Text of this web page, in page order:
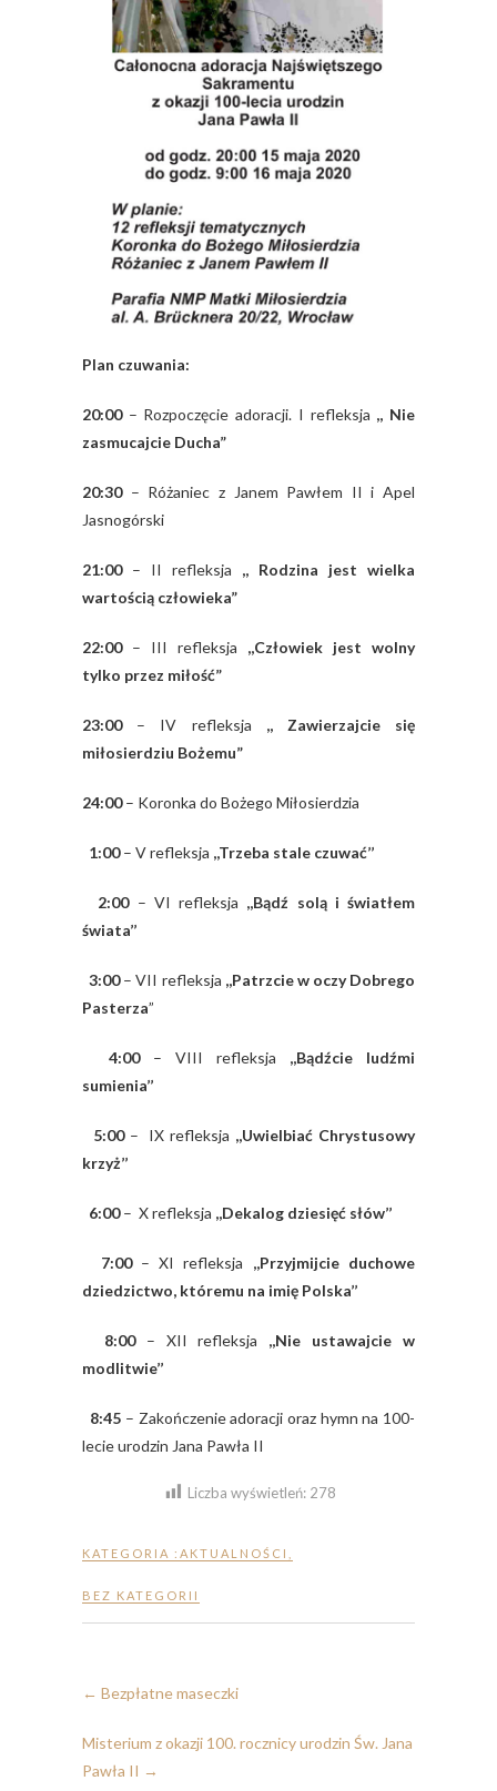
Plan czuwania:
20:00– Rozpoczęcie adoracji. I refleksja ,, Nie
zasmucajcie Ducha”
20:30– Różaniec z Janem Pawłem II i Apel
Jasnogórski
21:00– II refleksja ,, Rodzina jest wielka
wartością człowieka”
22:00– III refleksja ,,Człowiek jest wolny
tylko przez miłość”
23:00– IV refleksja ,, Zawierzajcie się
miłosierdziu Bożemu”
24:00– Koronka do Bożego Miłosierdzia
1:00– V refleksja ,,Trzeba stale czuwać’’
2:00– VI refleksja ,,Bądź solą i światłem
świata’’
3:00– VII refleksja ,,Patrzcie w oczy Dobrego
Pasterza”
4:00– VIII refleksja ,,Bądźcie ludźmi
sumienia’’
5:00– IX refleksja ,,Uwielbiać Chrystusowy
krzyż’’
6:00– X refleksja ,,Dekalog dziesięć słów’’
7:00– XI refleksja ,,Przyjmijcie duchowe
dziedzictwo, któremu na imię Polska’’
8:00– XII refleksja ,,Nie ustawajcie w
modlitwie’’
8:45 – Zakończenie adoracji oraz hymn na 100-
lecie urodzin Jana Pawła II
Liczba wyświetleń: 278
KATEGORIA : AKTUALNOŚCI
BEZ KATEGORII
← Bezpłatne maseczki
Misterium z okazji 100. rocznicy urodzin Św. Jana
Pawła II →